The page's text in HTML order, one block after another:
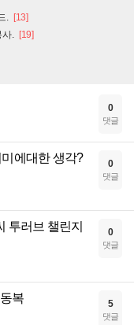
. [13]
. [19]
0
댓글
에대한 생각?
0
댓글
투러브 챌린지 0
댓글
복 5
댓글